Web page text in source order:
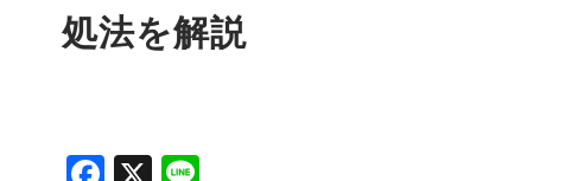
処法を解説
Facebook
X